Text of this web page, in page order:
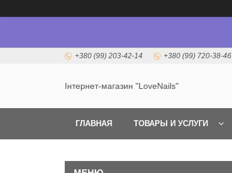
+380 (99) 203-42-14 +380 (99) 720-38-46
Інтернет-магазин "LoveNails"
ГЛАВНАЯ ТОВАРЫ И УСЛУГИ